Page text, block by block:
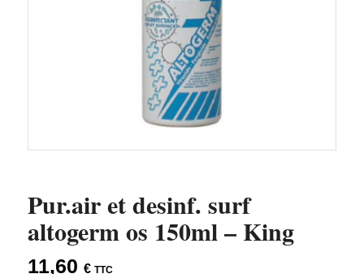
Pur.air et desinf. surf
altogerm os 150ml – King
11,60 € TTC